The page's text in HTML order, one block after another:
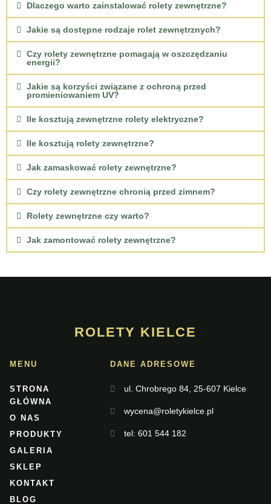
Dlaczego warto zainstalować rolety zewnętrzne?
Jakie są dostępne rodzaje rolet zewnętrznych?
Czy rolety zewnętrzne pomagają w oszczędzaniu
energii?
Jakie są korzyści związane z ochroną przed
promieniowaniem UV?
Ile kosztują zewnętrzne rolety elektryczne?
Ile kosztują rolety zewnętrzne?
Jak zamaskować rolety zewnętrzne?
Czy rolety zewnętrzne chronią przed zimnem?
Rolety zewnętrzne czy warto?
Jak zamontować rolety zewnętrzne?
ROLETY KIELCE
MENU
STRONA
GŁÓWNA
O NAS
PRODUKTY
GALERIA
SKLEP
KONTAKT
BLOG
DANE ADRESOWE
ul. Chrobrego 84, 25-607 Kielce
wycena@roletykielce.pl
tel: 601 544 182